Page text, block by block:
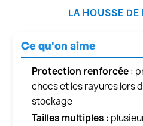
LA HOUSSE DE
Ce qu'on aime
Protection renforcée:
chocs et les rayures lors
stockage
Tailles multiples :